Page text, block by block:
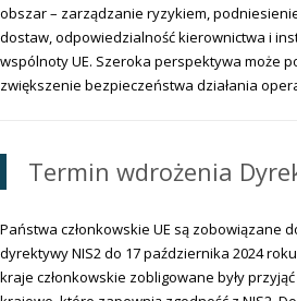
obszar – zarządzanie ryzykiem,
dostaw, odpowiedzialność kierownictwa i
wspólnoty UE. Szeroka perspektywa może
zwiększenie bezpieczeństwa działania
Termin wdrożenia
Państwa członkowskie UE są zobowiązane
dyrektywy NIS2 do 17 października 2024
kraje członkowskie zobligowane były